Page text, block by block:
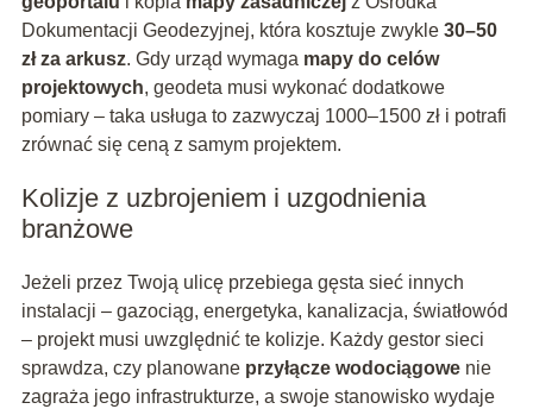
Dokumentacji Geodezyjnej, która kosztuje zwykle 30–50
zł za arkusz. Gdy urząd wymaga mapy do celów
projektowych, geodeta musi wykonać dodatkowe
pomiary – taka usługa to zazwyczaj 1000–1500 zł i potrafi
zrównać się ceną z samym projektem.
Kolizje z uzbrojeniem i uzgodnienia
branżowe
Jeżeli przez Twoją ulicę przebiega gęsta sieć innych
instalacji – gazociąg, energetyka, kanalizacja, światłowód
– projekt musi uwzględnić te kolizje. Każdy gestor sieci
sprawdza, czy planowane przyłącze wodociągowenie
zagraża jego infrastrukturze, a swoje stanowisko wydaje